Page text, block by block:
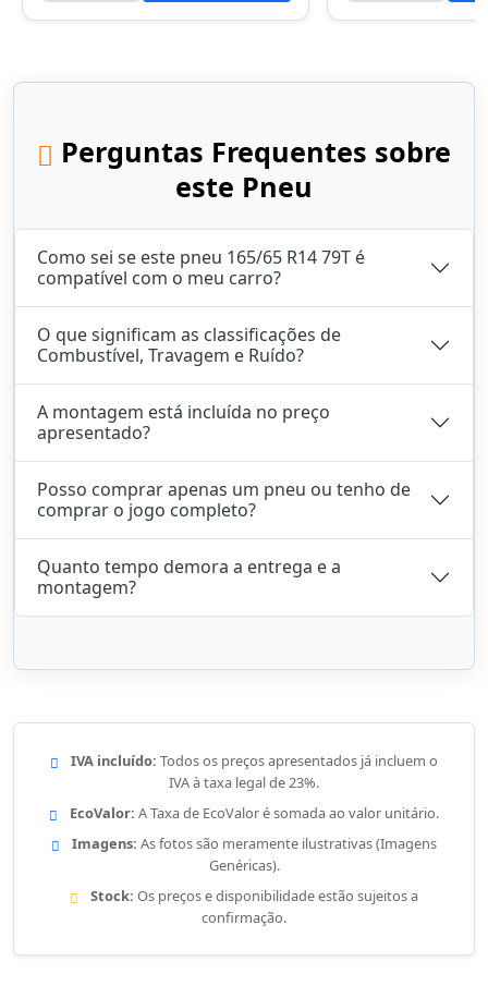
Perguntas Frequentes sobre
este Pneu
Como sei se este pneu 165/65 R14 79T é
compatível com o meu carro?
O que significam as classificações de
Combustível, Travagem e Ruído?
A montagem está incluída no preço
apresentado?
Posso comprar apenas um pneu ou tenho de
comprar o jogo completo?
Quanto tempo demora a entrega e a
montagem?
IVA incluído: Todos os preços apresentados já incluem o
IVA à taxa legal de 23%.
EcoValor: A Taxa de EcoValor é somada ao valor unitário.
Imagens: As fotos são meramente ilustrativas (Imagens
Genéricas).
Stock: Os preços e disponibilidade estão sujeitos a
confirmação.